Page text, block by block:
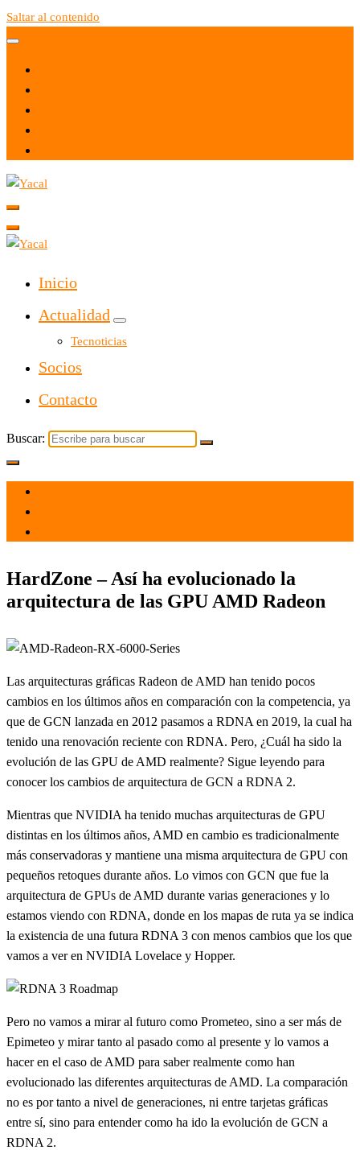
Saltar al contenido
Yacal micro hosting
Inicio
Actualidad
Tecnoticias
Socios
Contacto
Buscar:
HardZone – Así ha evolucionado la
arquitectura de las GPU AMD Radeon
Las arquitecturas gráficas Radeon de AMD han tenido pocos
cambios en los últimos años en comparación con la competencia, ya
que de GCN lanzada en 2012 pasamos a RDNA en 2019, la cual ha
tenido una renovación reciente con RDNA. Pero, ¿Cuál ha sido la
evolución de las GPU de AMD realmente? Sigue leyendo para
conocer los cambios de arquitectura de GCN a RDNA 2.
Mientras que NVIDIA ha tenido muchas arquitecturas de GPU
distintas en los últimos años, AMD en cambio es tradicionalmente
más conservadoras y mantiene una misma arquitectura de GPU con
pequeños retoques durante años. Lo vimos con GCN que fue la
arquitectura de GPUs de AMD durante varias generaciones y lo
estamos viendo con RDNA, donde en los mapas de ruta ya se indica
la existencia de una futura RDNA 3 con menos cambios que los que
vamos a ver en NVIDIA Lovelace y Hopper.
Pero no vamos a mirar al futuro como Prometeo, sino a ser más de
Epimeteo y mirar tanto al pasado como al presente y lo vamos a
hacer en el caso de AMD para saber realmente como han
evolucionado las diferentes arquitecturas de AMD. La comparación
no es por tanto a nivel de generaciones, ni entre tarjetas gráficas
entre sí, sino para entender como ha ido la evolución de GCN a
RDNA 2.